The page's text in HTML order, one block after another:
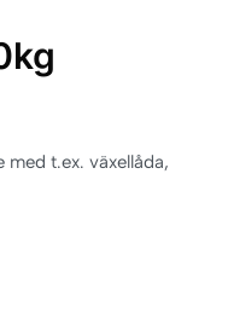
t.ex. växellåda,